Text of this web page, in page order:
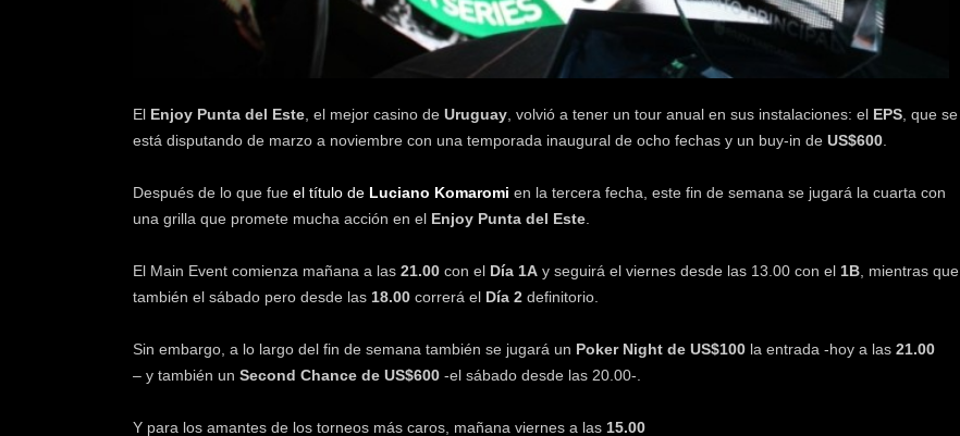
El Enjoy Punta del Este , el mejor casino de Uruguay , volvió a tener un tour anual en sus instalaciones: el EPS , que se
está disputando de marzo a noviembre con una temporada inaugural de ocho fechas y un buy-in de US$600
Después de lo que fue el título de Luciano Komaromi en la tercera fecha, este fin de semana se jugará la cuarta con
una grilla que promete mucha acción en el Enjoy Punta del Este
El Main Event comienza mañana a las 21.00 con el Día 1A y seguirá el viernes desde las 13.00 con el 1B , mientras que
también el sábado pero desde las 18.00 correrá el Día 2 definitorio.
Sin embargo, a lo largo del fin de semana también se jugará un Poker Night de US$100 la entrada -hoy a las 21.00
– y también un Second Chance de US$600 -el sábado desde las 20.00-.
Y para los amantes de los torneos más caros, mañana viernes a las 15.00